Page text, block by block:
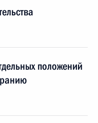
положений